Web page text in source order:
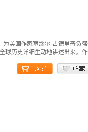
为美国作家塞缪尔·古德里奇负盛
球历史详细生动地讲述出来。作